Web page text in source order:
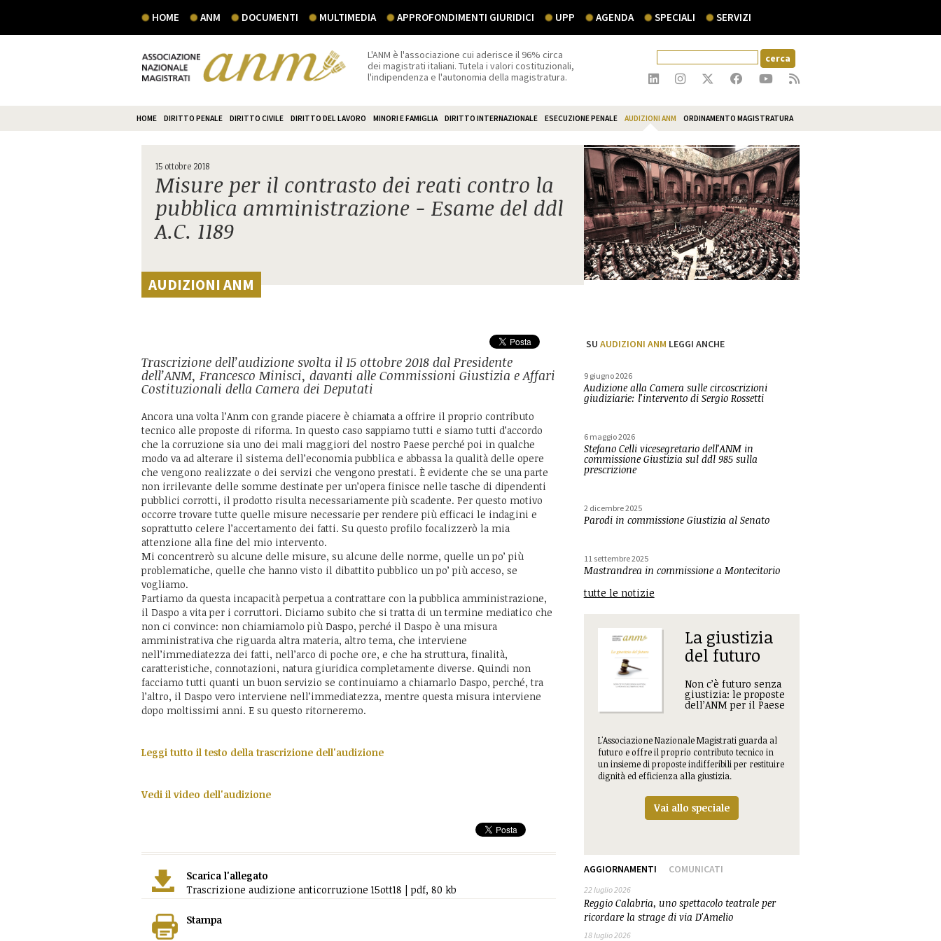
HOME ANM DOCUMENTI MULTIMEDIA APPROFONDIMENTI GIURIDICI UPP AGENDA SPECIALI SERVIZI
L'ANM è l'associazione cui aderisce il 96% circa
dei magistrati italiani. Tutela i valori costituzionali,
l'indipendenza e l'autonomia della magistratura.
HOME DIRITTO PENALE DIRITTO CIVILE DIRITTO DEL LAVORO MINORI E FAMIGLIA DIRITTO INTERNAZIONALE ESECUZIONE PENALE AUDIZIONI ANM ORDINAMENTO MAGISTRATURA
15 ottobre 2018
Misure per il contrasto dei reati contro la
pubblica amministrazione - Esame del ddl
A.C. 1189
AUDIZIONI ANM
Trascrizione dell’audizione svolta il 15 ottobre 2018 dal Presidente
dell’ANM, Francesco Minisci, davanti alle Commissioni Giustizia e Affari
Costituzionali della Camera dei Deputati
Ancora una volta l’Anm con grande piacere è chiamata a offrire il proprio contributo
tecnico alle proposte di riforma. In questo caso sappiamo tutti e siamo tutti d’accordo
che la corruzione sia uno dei mali maggiori del nostro Paese perché poi in qualche
modo va ad alterare il sistema dell’economia pubblica e abbassa la qualità delle opere
che vengono realizzate o dei servizi che vengono prestati. È evidente che se una parte
non irrilevante delle somme destinate per un’opera finisce nelle tasche di dipendenti
pubblici corrotti, il prodotto risulta necessariamente più scadente. Per questo motivo
occorre trovare tutte quelle misure necessarie per rendere più efficaci le indagini e
soprattutto celere l’accertamento dei fatti. Su questo profilo focalizzerò la mia
attenzione alla fine del mio intervento.
Mi concentrerò su alcune delle misure, su alcune delle norme, quelle un po’ più
problematiche, quelle che hanno visto il dibattito pubblico un po’ più acceso, se
vogliamo.
Partiamo da questa incapacità perpetua a contrattare con la pubblica amministrazione,
il Daspo a vita per i corruttori. Diciamo subito che si tratta di un termine mediatico che
non ci convince: non chiamiamolo più Daspo, perché il Daspo è una misura
amministrativa che riguarda altra materia, altro tema, che interviene
nell’immediatezza dei fatti, nell’arco di poche ore, e che ha struttura, finalità,
caratteristiche, connotazioni, natura giuridica completamente diverse. Quindi non
facciamo tutti quanti un buon servizio se continuiamo a chiamarlo Daspo, perché, tra
l’altro, il Daspo vero interviene nell’immediatezza, mentre questa misura interviene
dopo moltissimi anni. E su questo ritorneremo.
Leggi tutto il testo della trascrizione dell'audizione
Vedi il video dell'audizione
Scarica l'allegato
Trascrizione audizione anticorruzione 15ott18 | pdf, 80 kb
Stampa
SU AUDIZIONI ANM LEGGI ANCHE
9 giugno 2026
Audizione alla Camera sulle circoscrizioni
giudiziarie: l'intervento di Sergio Rossetti
6 maggio 2026
Stefano Celli vicesegretario dell'ANM in
commissione Giustizia sul ddl 985 sulla
prescrizione
2 dicembre 2025
Parodi in commissione Giustizia al Senato
11 settembre 2025
Mastrandrea in commissione a Montecitorio
tutte le notizie
La giustizia
del futuro
Non c’è futuro senza
giustizia: le proposte
dell’ANM per il Paese
L'Associazione Nazionale Magistrati guarda al
futuro e offre il proprio contributo tecnico in
un insieme di proposte indifferibili per restituire
dignità ed efficienza alla giustizia.
Vai allo speciale
AGGIORNAMENTI COMUNICATI
22 luglio 2026
Reggio Calabria, uno spettacolo teatrale per
ricordare la strage di via D'Amelio
18 luglio 2026